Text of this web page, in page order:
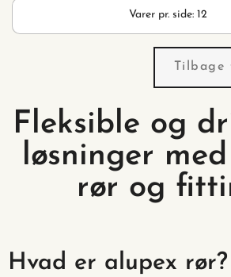
Varer pr. side: 12
Fleksible og
løsninger
rør og
Hvad er alupex rør?